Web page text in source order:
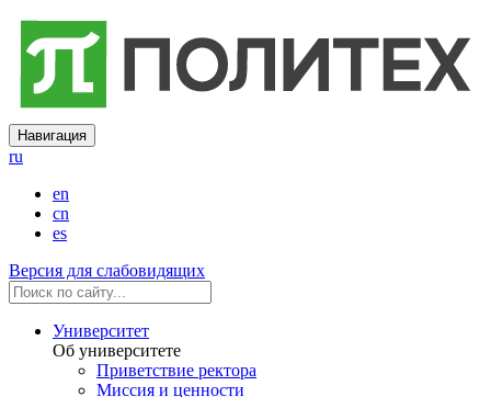
Навигация
ru
en
cn
es
Версия для слабовидящих
Университет
Об университете
Приветствие ректора
Миссия и ценности